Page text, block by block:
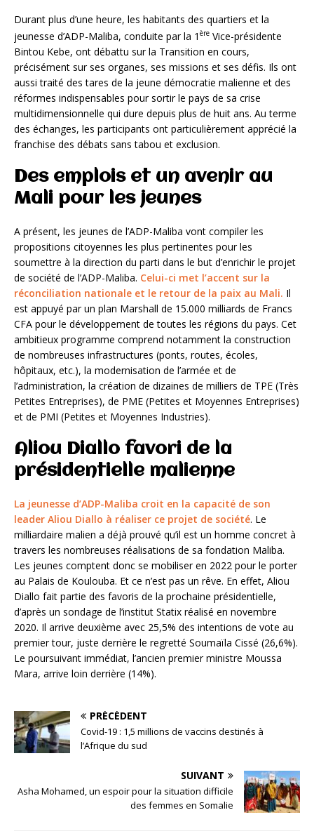
Durant plus d’une heure, les habitants des quartiers et la
jeunesse d’ADP-Maliba, conduite par la 1 ère Vice-présidente
Bintou Kebe, ont débattu sur la Transition en cours,
précisément sur ses organes, ses missions et ses défis. Ils ont
aussi traité des tares de la jeune démocratie malienne et des
réformes indispensables pour sortir le pays de sa crise
multidimensionnelle qui dure depuis plus de huit ans. Au terme
des échanges, les participants ont particulièrement apprécié la
franchise des débats sans tabou et exclusion.
Des emplois et un avenir au
Mali pour les jeunes
A présent, les jeunes de l’ADP-Maliba vont compiler les
propositions citoyennes les plus pertinentes pour les
soumettre à la direction du parti dans le but d’enrichir le projet
de société de l’ADP-Maliba. Celui-ci met l’accent sur la
réconciliation nationale et le retour de la paix au Mali. Il
est appuyé par un plan Marshall de 15.000 milliards de Francs
CFA pour le développement de toutes les régions du pays. Cet
ambitieux programme comprend notamment la construction
de nombreuses infrastructures (ponts, routes, écoles,
hôpitaux, etc.), la modernisation de l’armée et de
l’administration, la création de dizaines de milliers de TPE (Très
Petites Entreprises), de PME (Petites et Moyennes Entreprises)
et de PMI (Petites et Moyennes Industries).
Aliou Diallo favori de la
présidentielle malienne
La jeunesse d’ADP-Maliba croit en la capacité de son
leader Aliou Diallo à réaliser ce projet de société. Le
milliardaire malien a déjà prouvé qu’il est un homme concret à
travers les nombreuses réalisations de sa fondation Maliba.
Les jeunes comptent donc se mobiliser en 2022 pour le porter
au Palais de Koulouba. Et ce n’est pas un rêve. En effet, Aliou
Diallo fait partie des favoris de la prochaine présidentielle,
d’après un sondage de l’institut Statix réalisé en novembre
2020. Il arrive deuxième avec 25,5% des intentions de vote au
premier tour, juste derrière le regretté Soumaïla Cissé (26,6%).
Le poursuivant immédiat, l’ancien premier ministre Moussa
Mara, arrive loin derrière (14%).
PRÉCÉDENT
Covid-19 : 1,5 millions de vaccins destinés à
l’Afrique du sud
SUIVANT
Asha Mohamed, un espoir pour la situation difficile
des femmes en Somalie